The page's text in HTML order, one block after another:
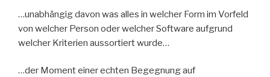
…unabhängig davon was alles in welcher Form im Vorfeld
von welcher Person oder welcher Software aufgrund
welcher Kriterien aussortiert wurde…
…der Moment einer echten Begegnung auf